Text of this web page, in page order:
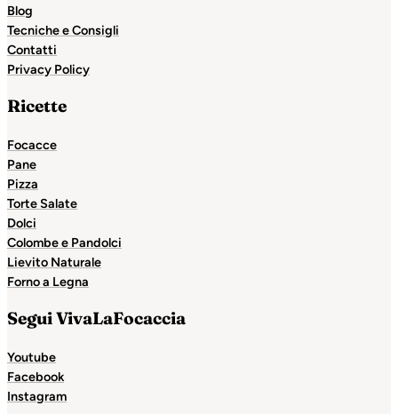
Blog
Tecniche e Consigli
Contatti
Privacy Policy
Ricette
Focacce
Pane
Pizza
Torte Salate
Dolci
Colombe e Pandolci
Lievito Naturale
Forno a Legna
Segui VivaLaFocaccia
Youtube
Facebook
Instagram